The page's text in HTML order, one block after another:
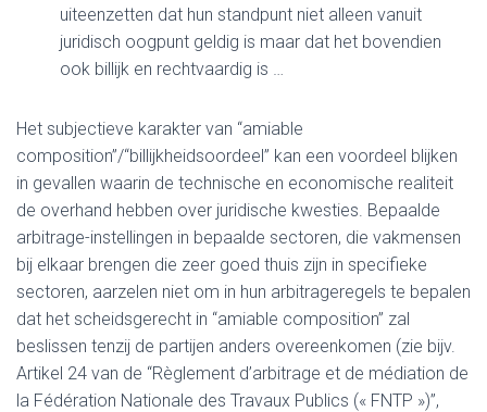
uiteenzetten dat hun standpunt niet alleen vanuit
juridisch oogpunt geldig is maar dat het bovendien
ook billijk en rechtvaardig is …
Het subjectieve karakter van “amiable
composition”/“billijkheidsoordeel” kan een voordeel blijken
in gevallen waarin de technische en economische realiteit
de overhand hebben over juridische kwesties. Bepaalde
arbitrage-instellingen in bepaalde sectoren, die vakmensen
bij elkaar brengen die zeer goed thuis zijn in specifieke
sectoren, aarzelen niet om in hun arbitrageregels te bepalen
dat het scheidsgerecht in “amiable composition” zal
beslissen tenzij de partijen anders overeenkomen (zie bijv.
Artikel 24 van de “Règlement d’arbitrage et de médiation de
la Fédération Nationale des Travaux Publics (« FNTP »)”,